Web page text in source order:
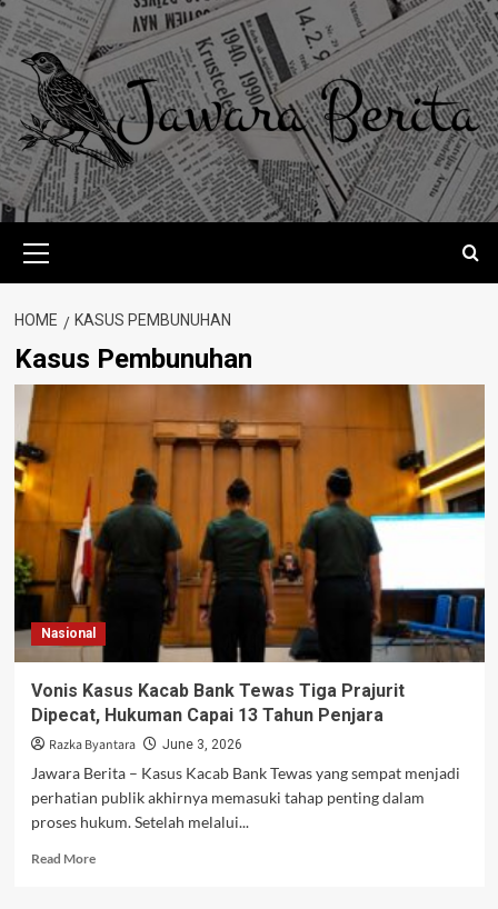
Skip
to
content
Menu
HOME KASUS PEMBUNUHAN
Kasus Pembunuhan
Nasional
Vonis Kasus Kacab Bank Tewas Tiga Prajurit
Dipecat, Hukuman Capai 13 Tahun Penjara
Razka Byantara June 3, 2026
Jawara Berita – Kasus Kacab Bank Tewas yang sempat menjadi
perhatian publik akhirnya memasuki tahap penting dalam
proses hukum. Setelah melalui...
Read MoreRead